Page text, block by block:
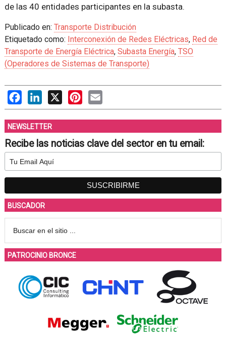
de las 40 entidades participantes en la subasta.
Publicado en: Transporte Distribución
Etiquetado como: Interconexión de Redes Eléctricas, Red de
Transporte de Energía Eléctrica, Subasta Energía, TSO
(Operadores de Sistemas de Transporte)
FacebookLinkedIn
X PinterestEmail
NEWSLETTER
Recibe las noticias clave del sector en tu email:
BUSCADOR
PATROCINIO BRONCE